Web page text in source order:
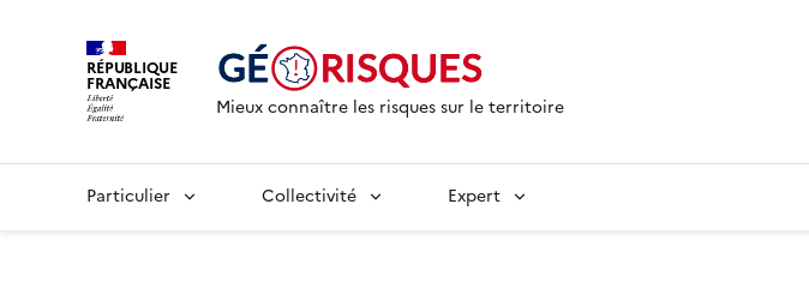
RÉPUBLIQUE
FRANÇAISE
Mieux connaître les risques sur le territoire
Particulier Collectivité Expert